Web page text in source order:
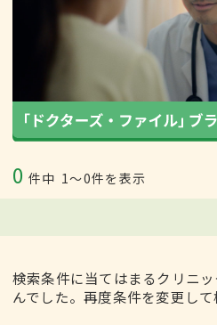
0 件中 1〜0件を表示
検索条件に当てはまるクリニ
んでした。再度条件を変更して